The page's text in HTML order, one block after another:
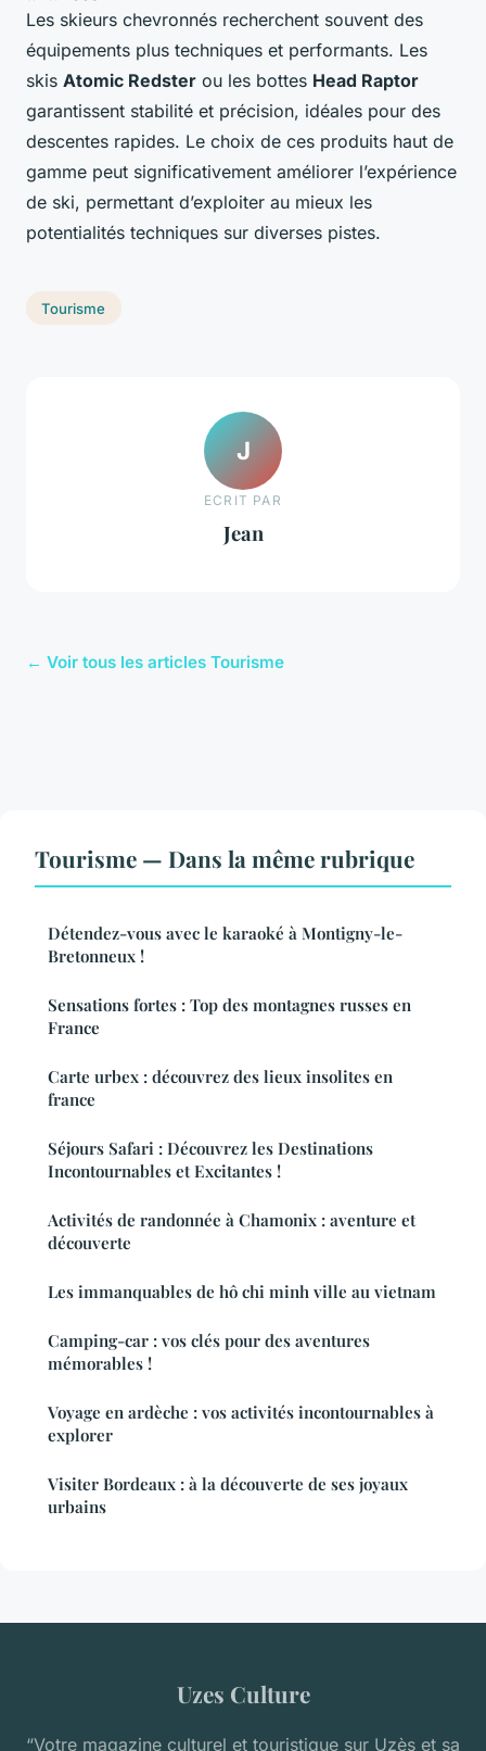
Les skieurs chevronnés recherchent souvent des
équipements plus techniques et performants. Les
skis Atomic Redster ou les bottes Head Raptor
garantissent stabilité et précision, idéales pour des
descentes rapides. Le choix de ces produits haut de
gamme peut significativement améliorer l’expérience
de ski, permettant d’exploiter au mieux les
potentialités techniques sur diverses pistes.
Tourisme
J
ECRIT PAR
Jean
← Voir tous les articles Tourisme
Tourisme — Dans la même rubrique
Détendez-vous avec le karaoké à Montigny-le-
Bretonneux !
Sensations fortes : Top des montagnes russes en
France
Carte urbex : découvrez des lieux insolites en
france
Séjours Safari : Découvrez les Destinations
Incontournables et Excitantes !
Activités de randonnée à Chamonix : aventure et
découverte
Les immanquables de hô chi minh ville au vietnam
Camping-car : vos clés pour des aventures
mémorables !
Voyage en ardèche : vos activités incontournables à
explorer
Visiter Bordeaux : à la découverte de ses joyaux
urbains
Uzes Culture
“Votre magazine culturel et touristique sur Uzès et sa